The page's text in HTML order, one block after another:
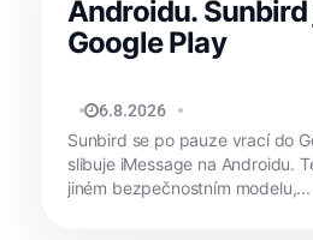
Androidu.
Google Play
MATYÁŠ KOZÁK
6.8.2026
Sunbird se po pauze vrací do
slibuje iMessage na Androidu.
jiném bezpečnostním modelu,...